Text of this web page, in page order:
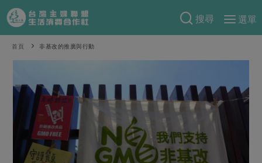
搜尋
選單
產品分類
一籃菜 當令水果
芽苗類 蕈菇類
辛香料類
食材
米食
麵食
特別企畫
預購活動
把最好的台灣味帶回家！
綠主張
觀點文章
關於合作社
首頁 非基改的推廣與行動